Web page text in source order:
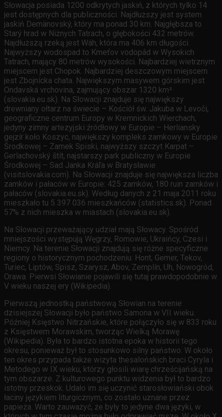
Słowacja posiada 1200 odkrytych jaskiń, z których tylko 14
jest dostępnych dla publiczności. Najdłuższy jest system
jaskiń Demänovský, który ma ponad 30 km. Najgłębsza to
Starý hrad w Niżnych Tatrach, o głębokości 432 metrów.
Najdłuższą rzeką jest Wáh, która ma 406 km długości.
Najwyższy wodospad to Kmeťov vodopád w Wysokich
Tatrach, mający 80 metrów wysokości. Najbardziej wietrznym
miejscem jest Chopok. Najbardziej deszczowym miejscem
jest Zbojnícka chata. Największym masywem górskim jest
Ondavská vrchovina, zajmujący obszar 1320 km²
(slovakia.eu.sk). Na Słowacji znajduje się największy
drewniany ołtarz na świecie – Kościół św. Jakuba w Levoči,
geograficzne centrum Europy w Kremnickich Wierchach,
jedyny zimny artezyjski źródłowy w Europie – Herliansky
gejzír koło Koszyc, największy kompleks zamkowy w Europie
Środkowej – Zamek Spiski, najwyższy szczyt Karpat –
Gerlachovský štít, najstarszy park publiczny w Europie
Środkowej – Sad Janka Kráľa w Bratysławie
(visitslovakia.com). Na Słowacji znajduje się największa liczba
zamków i pałaców w Europie: 425 zamków, 180 ruin zamków i
pałaców (slovakia.eu.sk). Według danych z 21 maja 2011 roku
mieszkało tu 5 397 036 mieszkańców (statistics.sk). Ponad
57% z nich mieszka w miastach (slovakia.eu.sk).
Na Słowacji przeważający udział mają Słowacy. Spośród
mniejszości występują Węgrzy, Romowie, Ukraińcy, Czesi i
Niemcy. Na terenie Słowacji znajdują się różne specyficzne
regiony o historycznym pochodzeniu: Hont, Gemer, Tekov,
Turiec, Liptów, Spisz, Szarysz, Abov, Zemplín, Uh, Nowogród,
Orawa. Pierwsi Słowianie pojawili się tutaj prawdopodobnie w
V wieku naszej ery (Wikipedia).
Pierwszą jednostką państwową Słowian na terenie
dzisiejszej Słowacji było państwo Samona w VII wieku.
Później Księstwo Nitrzańskie, które połączyło się w 833 roku
z Księstwem Morawskim, tworząc Wielką Morawę
(Wikipedia). Była to bardzo istotna epoka w historii tego
okresu, ponieważ był to stosunkowo silny państwo. W około
ten okres przypada także wizyta thesalońskich braci Cyryla i
Metodego w IX wieku, którzy głosili wiarę chrześcijańską na
tym obszarze. Z kulturowego punktu widzenia był to bardzo
istotny przeskok. Udało im się uczynić starosłowiański obok
łaciny językiem liturgicznym, co zostało uznane przez
papieża. Warto zauważyć, że były to jedyne dwa języki, w